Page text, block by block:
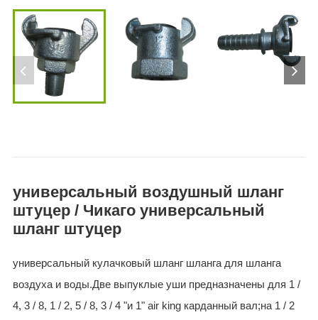
универсальный воздушный шланг
штуцер / Чикаго универсальный
шланг штуцер
универсальный кулачковый шланг шланга для шланга
воздуха и воды.Две выпуклые уши предназначены для 1 /
4, 3 / 8, 1 / 2, 5 / 8, 3 / 4 "и 1" air king карданный вал;на 1 / 2